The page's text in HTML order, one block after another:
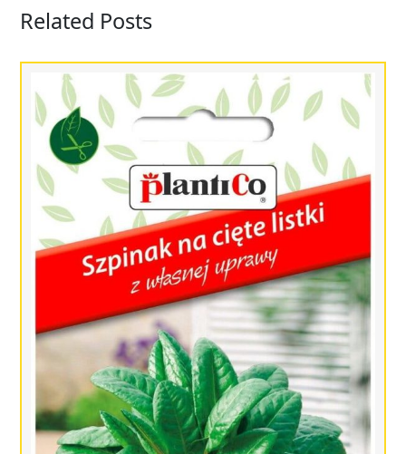
Related Posts